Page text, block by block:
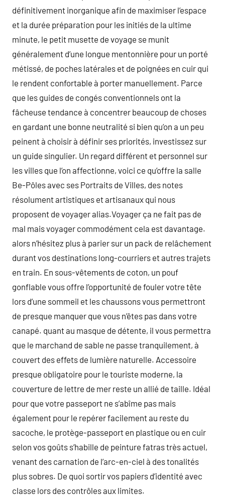
définitivement inorganique afin de maximiser l’espace
et la durée préparation pour les initiés de la ultime
minute, le petit musette de voyage se munit
généralement d’une longue mentonnière pour un porté
métissé, de poches latérales et de poignées en cuir qui
le rendent confortable à porter manuellement. Parce
que les guides de congés conventionnels ont la
fâcheuse tendance à concentrer beaucoup de choses
en gardant une bonne neutralité si bien qu’on a un peu
peinent à choisir à définir ses priorités, investissez sur
un guide singulier. Un regard différent et personnel sur
les villes que l’on affectionne, voici ce qu’offre la salle
Be-Pôles avec ses Portraits de Villes, des notes
résolument artistiques et artisanaux qui nous
proposent de voyager alias.Voyager ça ne fait pas de
mal mais voyager commodément cela est davantage.
alors n’hésitez plus à parier sur un pack de relâchement
durant vos destinations long-courriers et autres trajets
en train. En sous-vêtements de coton, un pouf
gonflable vous offre l’opportunité de fouler votre tête
lors d’une sommeil et les chaussons vous permettront
de presque manquer que vous n’êtes pas dans votre
canapé. quant au masque de détente, il vous permettra
que le marchand de sable ne passe tranquilement, à
couvert des effets de lumière naturelle. Accessoire
presque obligatoire pour le touriste moderne, la
couverture de lettre de mer reste un allié de taille. Idéal
pour que votre passeport ne s’abîme pas mais
également pour le repérer facilement au reste du
sacoche, le protège-passeport en plastique ou en cuir
selon vos goûts s’habille de peinture fatras très actuel,
venant des carnation de l’arc-en-ciel à des tonalités
plus sobres. De quoi sortir vos papiers d’identité avec
classe lors des contrôles aux limites.